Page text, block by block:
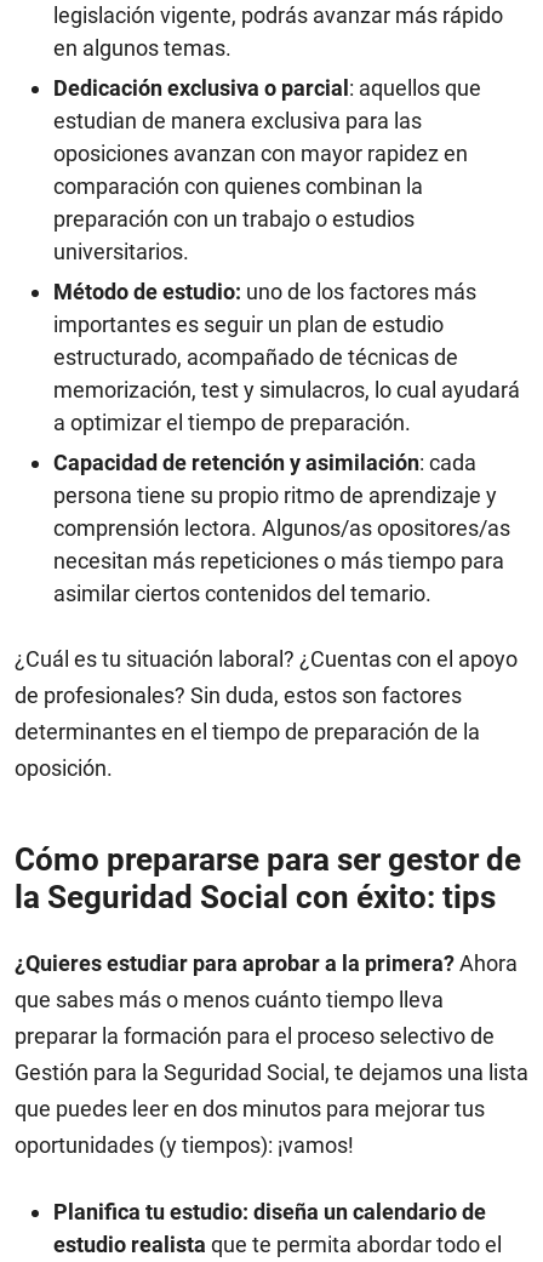
legislación vigente, podrás avanzar más rápido
en algunos temas.
Dedicación exclusiva o parcial: aquellos que
estudian de manera exclusiva para las
oposiciones avanzan con mayor rapidez en
comparación con quienes combinan la
preparación con un trabajo o estudios
universitarios.
Método de estudio: uno de los factores más
importantes es seguir un plan de estudio
estructurado, acompañado de técnicas de
memorización, test y simulacros, lo cual ayudará
a optimizar el tiempo de preparación.
Capacidad de retención y asimilación: cada
persona tiene su propio ritmo de aprendizaje y
comprensión lectora. Algunos/as opositores/as
necesitan más repeticiones o más tiempo para
asimilar ciertos contenidos del temario.
¿Cuál es tu situación laboral? ¿Cuentas con el apoyo
de profesionales? Sin duda, estos son factores
determinantes en el tiempo de preparación de la
oposición.
Cómo prepararse para ser gestor de
la Seguridad Social con éxito: tips
¿Quieres estudiar para aprobar a la primera?Ahora
que sabes más o menos cuánto tiempo lleva
preparar la formación para el proceso selectivo de
Gestión para la Seguridad Social, te dejamos una lista
que puedes leer en dos minutos para mejorar tus
oportunidades (y tiempos): ¡vamos!
Planifica tu estudio: diseña un calendario de
estudio realista que te permita abordar todo el